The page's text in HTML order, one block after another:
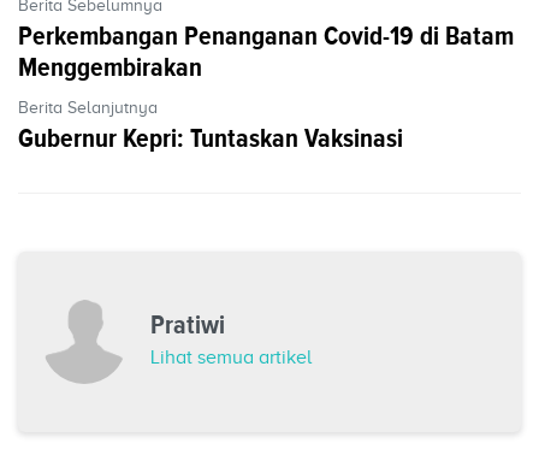
Berita Sebelumnya
Perkembangan Penanganan Covid-19 di Batam
Menggembirakan
Berita Selanjutnya
Gubernur Kepri: Tuntaskan Vaksinasi
Pratiwi
Lihat semua artikel